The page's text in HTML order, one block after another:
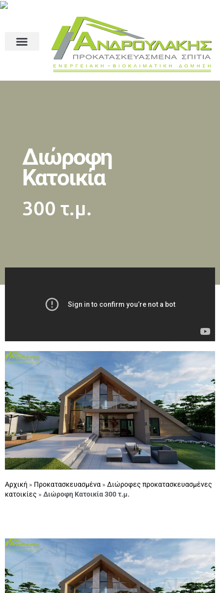
Διώροφη
Κατοικία
300 τ.μ.
Αρχική » Προκατασκευασμένα » Διώροφες προκατασκευασμένες
κατοικίες » Διώροφη Κατοικία 300 τ.μ.